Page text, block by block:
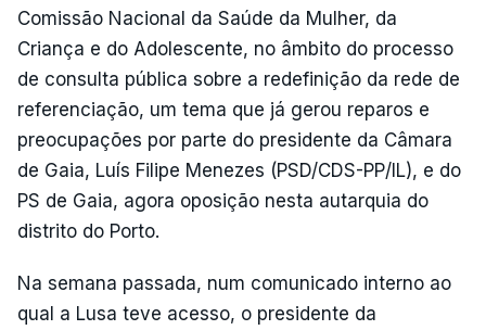
Comissão Nacional da Saúde da Mulher, da
Criança e do Adolescente, no âmbito do processo
de consulta pública sobre a redefinição da rede de
referenciação, um tema que já gerou reparos e
preocupações por parte do presidente da Câmara
de Gaia, Luís Filipe Menezes (PSD/CDS-PP/IL), e do
PS de Gaia, agora oposição nesta autarquia do
distrito do Porto.
Na semana passada, num comunicado interno ao
qual a Lusa teve acesso, o presidente da